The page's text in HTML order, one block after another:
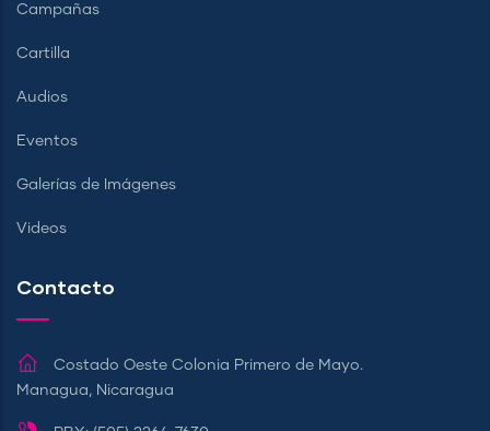
Campañas
Cartilla
Audios
Eventos
Galerías de Imágenes
Videos
Contacto
Costado Oeste Colonia Primero de Mayo.
Managua, Nicaragua